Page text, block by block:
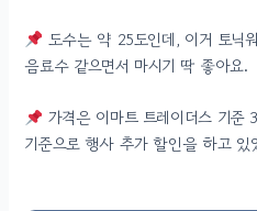
도수는 약 25도인데, 이거 토닉
음료수 같으면서 마시기 딱 좋아요.
가격은 이마트 트레이더스 기준
기준으로 행사 추가 할인을 하고 있